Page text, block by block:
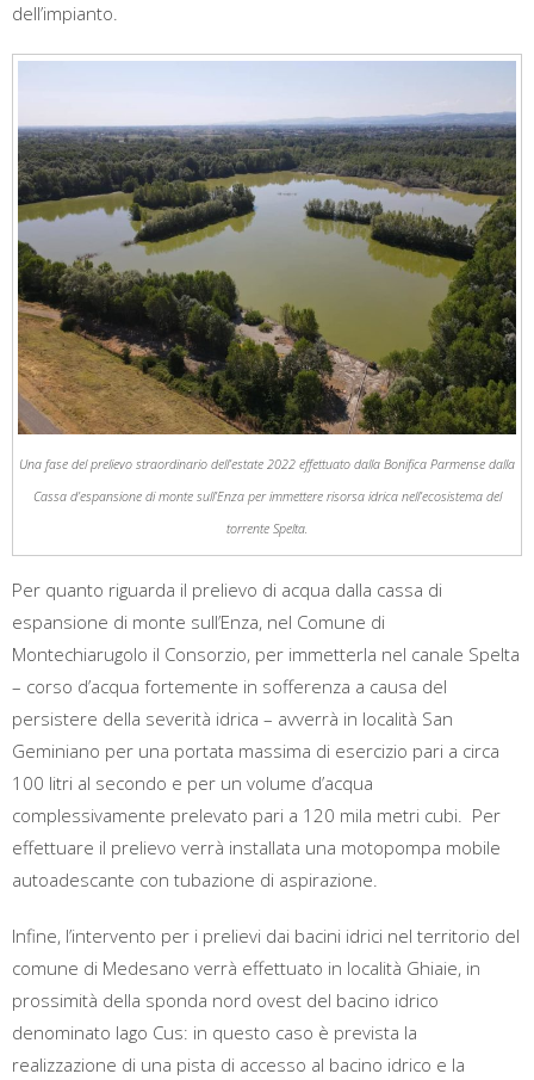
dell’impianto.
Una fase del prelievo straordinario dell’estate 2022 effettuato dalla Bonifica Parmense dalla
Cassa d’espansione di monte sull’Enza per immettere risorsa idrica nell’ecosistema del
torrente Spelta.
Per quanto riguarda il prelievo di acqua dalla cassa di
espansione di monte sull’Enza, nel Comune di
Montechiarugolo il Consorzio, per immetterla nel canale Spelta
– corso d’acqua fortemente in sofferenza a causa del
persistere della severità idrica – avverrà in località San
Geminiano per una portata massima di esercizio pari a circa
100 litri al secondo e per un volume d’acqua
complessivamente prelevato pari a 120 mila metri cubi. Per
effettuare il prelievo verrà installata una motopompa mobile
autoadescante con tubazione di aspirazione.
Infine, l’intervento per i prelievi dai bacini idrici nel territorio del
comune di Medesano verrà effettuato in località Ghiaie, in
prossimità della sponda nord ovest del bacino idrico
denominato lago Cus: in questo caso è prevista la
realizzazione di una pista di accesso al bacino idrico e la